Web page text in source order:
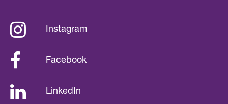
Instagram
Facebook
LinkedIn